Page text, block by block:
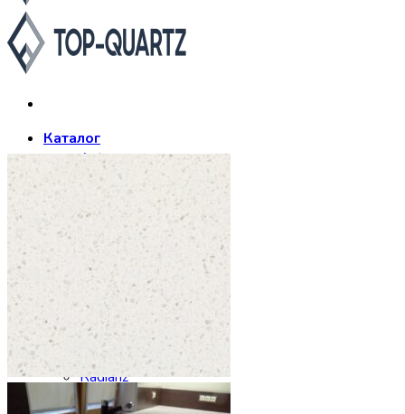
Каталог
Asterum
Аварус
Avantquartz
Belenco
Caesarstone
Cambria
Compac
Dekton
Etna Quartz
Grandex
Noblle Quartz
Radianz
Silestone